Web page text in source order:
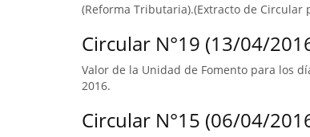
(Reforma Tributaria).(Extracto de Circular
Circular N°19 (13/04/
Valor de la Unidad de Fomento para los
2016.
Circular N°15 (06/04/